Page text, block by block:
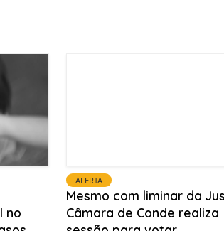
no
ALERTA
Mesmo com liminar da
Câmara de Conde realiza